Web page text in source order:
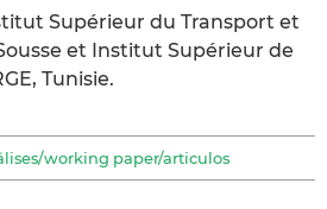
Supérieur du Transport et
et Institut Supérieur de
Tunisie.
working paper/articulos